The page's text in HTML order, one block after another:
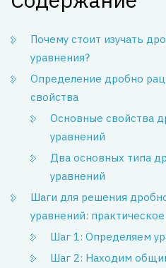
Почему стоит изучать
уравнения?
Определение дробно
свойства
Основные свойства
уравнений
Два основных типа
уравнений
Шаги для решения
уравнений:
Шаг 1: Определяем
Шаг 2: Находим